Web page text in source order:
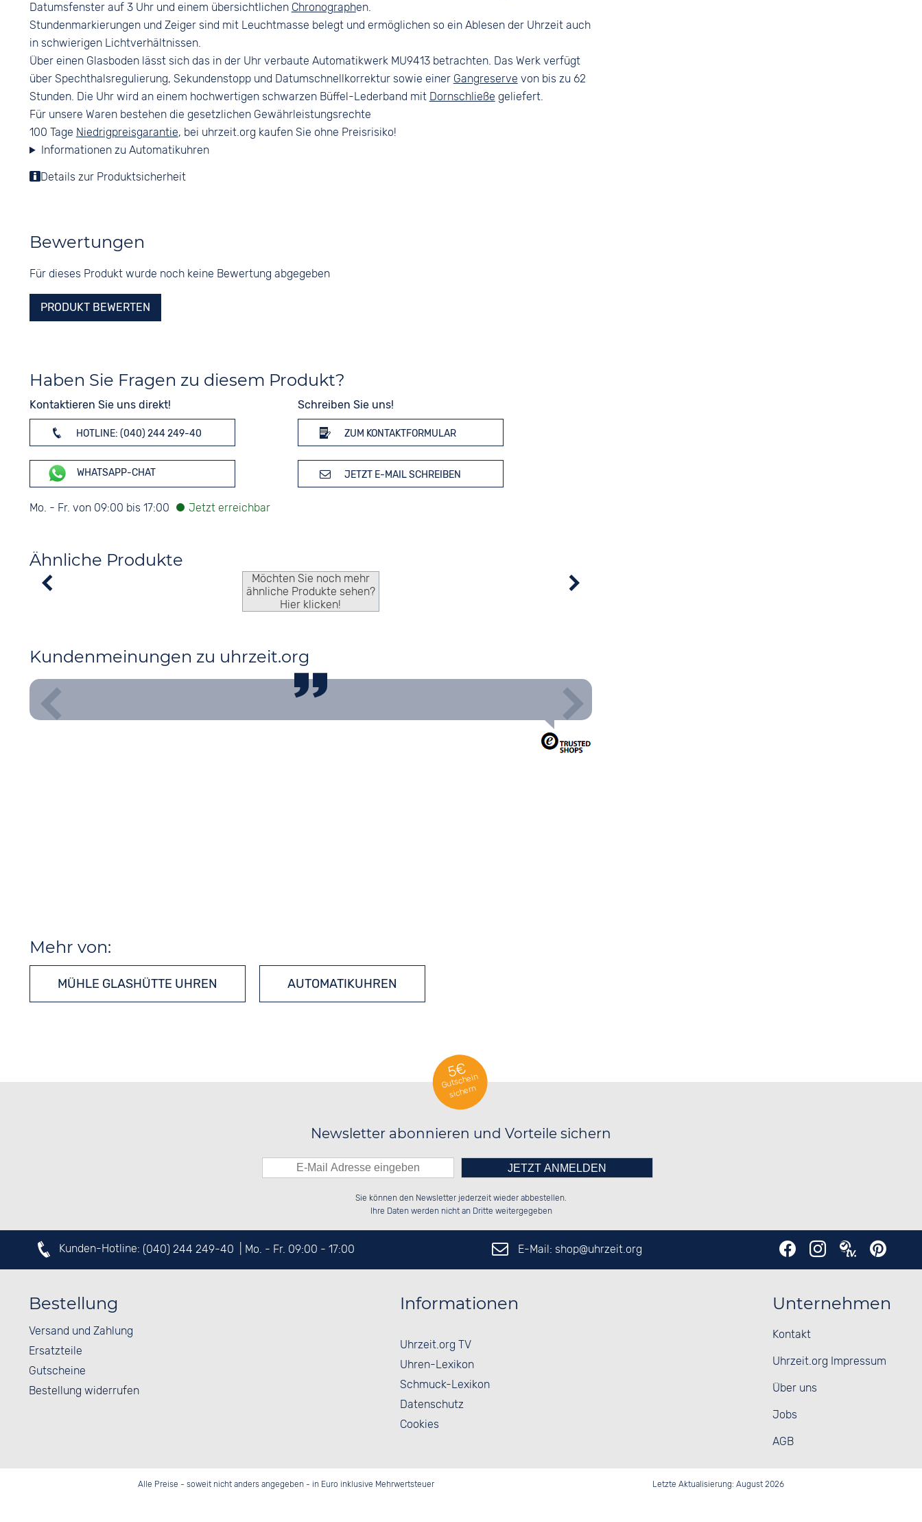
Datumsfenster auf 3 Uhr und einem übersichtlichen Chronographen.
Stundenmarkierungen und Zeiger sind mit Leuchtmasse belegt und ermöglichen so ein Ablesen der Uhrzeit auch
in schwierigen Lichtverhältnissen.
Über einen Glasboden lässt sich das in der Uhr verbaute Automatikwerk MU9413 betrachten. Das Werk verfügt
über Spechthalsregulierung, Sekundenstopp und Datumschnellkorrektur sowie einer Gangreserve von bis zu 62
Stunden. Die Uhr wird an einem hochwertigen schwarzen Büffel-Lederband mit Dornschließe geliefert.
Für unsere Waren bestehen die gesetzlichen Gewährleistungsrechte
100 Tage Niedrigpreisgarantie, bei uhrzeit.org kaufen Sie ohne Preisrisiko!
Informationen zu Automatikuhren
Details zur Produktsicherheit
Bewertungen
Für dieses Produkt wurde noch keine Bewertung abgegeben
PRODUKT BEWERTEN
Haben Sie Fragen zu diesem Produkt?
Kontaktieren Sie uns direkt!
HOTLINE: (040) 244 249-40
WHATSAPP-CHAT
Mo. - Fr. von 09:00 bis 17:00
Schreiben Sie uns!
ZUM KONTAKTFORMULAR
JETZT E-MAIL SCHREIBEN
Ähnliche Produkte
Möchten Sie noch mehr
ähnliche Produkte sehen?
Hier klicken!
Kundenmeinungen zu uhrzeit.org
Mehr von:
MÜHLE GLASHÜTTE UHREN AUTOMATIKUHREN
5€
Gutschein
sichern
Newsletter abonnieren und Vorteile sichern
██░░░░░░██░░██░░██░░░░░░██░░██░░
██████░░██████░░██████░░██░░██░░
██░░██░░░░░░██░░██░░██░░██░░██░░
Bitte tragen Sie die Zahl in
das nebenstehende Feld ein.
Sie können den Newsletter jederzeit wieder abbestellen.
Ihre Daten werden nicht an Dritte weitergegeben
Kunden-Hotline: (040) 244 249-40 | Mo. - Fr. 09:00 - 17:00 E-Mail: shop@uhrzeit.org
Bestellung
Versand und Zahlung
Ersatzteile
Gutscheine
Bestellung widerrufen
Informationen
Uhrzeit.org TV
Uhren-Lexikon
Schmuck-Lexikon
Datenschutz
Cookies
Unternehmen
Kontakt
Uhrzeit.org Impressum
Über uns
Jobs
AGB
Alle Preise - soweit nicht anders angegeben - in Euro inklusive Mehrwertsteuer Letzte Aktualisierung: August 2026